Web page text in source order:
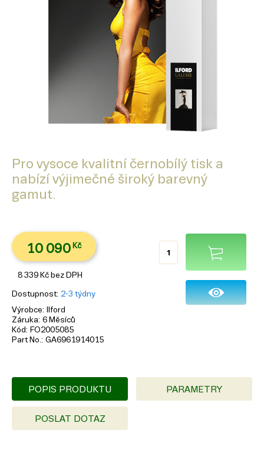
Pro vysoce kvalitní černobílý tisk a
nabízí výjimečné široký barevný
gamut.
10 090 Kč
8 339 Kč bez DPH
Dostupnost 2-3 týdny
Výrobce
Ilford
Záruka 6 Měsíců
Kód
FO2005085
Part No. GA6961914015
POPIS PRODUKTU PARAMETRY
POSLAT DOTAZ